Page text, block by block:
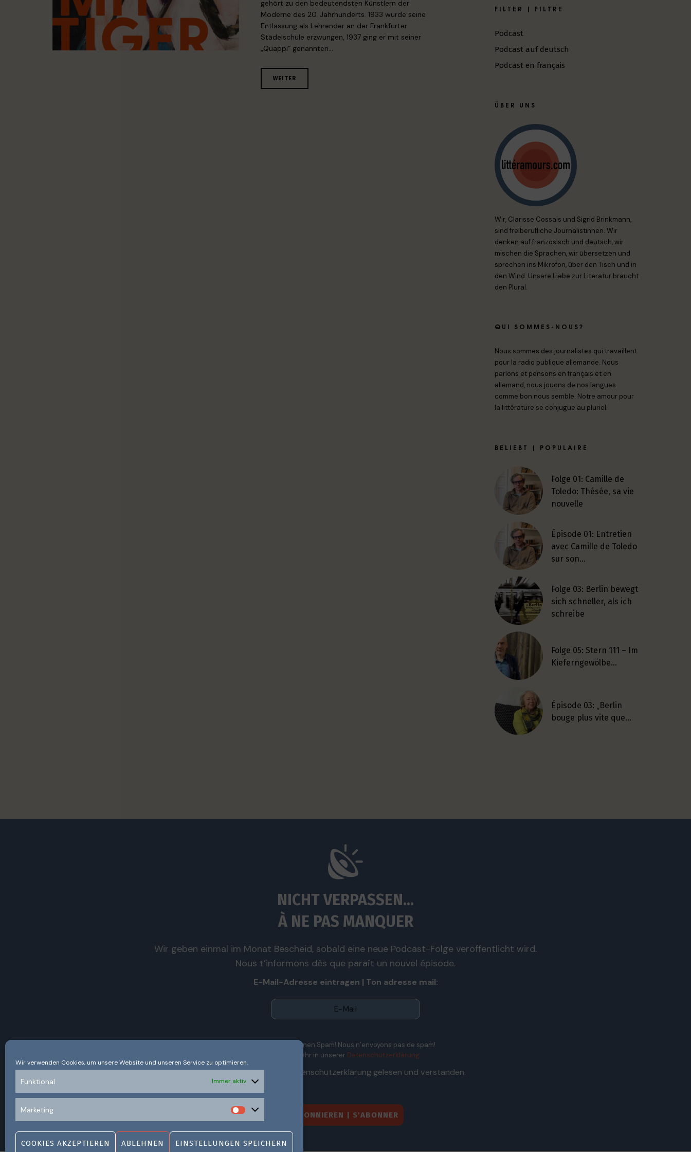
Wir verwenden Cookies, um unsere Website und unseren Service zu optimieren.
Funktional Immer aktiv
Marketing
COOKIES AKZEPTIEREN ABLEHNEN EINSTELLUNGEN SPEICHERN
gehört zu den bedeutendsten Künstlern der
Moderne des 20. Jahrhunderts. 1933 wurde seine
Entlassung als Lehrender an der Frankfurter
Städelschule erzwungen, 1937 ging er mit seiner
„Quappi“ genannten…
WEITER
FILTER | FILTRE
Podcast
Podcast auf deutsch
Podcast en français
ÜBER UNS
Wir, Clarisse Cossais und Sigrid Brinkmann,
sind freiberufliche Journalistinnen. Wir
denken auf französisch und deutsch, wir
mischen die Sprachen, wir übersetzen und
sprechen ins Mikrofon, über den Tisch und in
den Wind. Unsere Liebe zur Literatur braucht
den Plural.
QUI SOMMES-NOUS?
Nous sommes des journalistes qui travaillent
pour la radio publique allemande. Nous
parlons et pensons en français et en
allemand, nous jouons de nos langues
comme bon nous semble. Notre amour pour
la littérature se conjugue au pluriel.
BELIEBT | POPULAIRE
Folge 01: Camille de
Toledo: Thésée, sa vie
nouvelle
Épisode 01: Entretien
avec Camille de Toledo
sur son…
Folge 03: Berlin bewegt
sich schneller, als ich
schreibe
Folge 05: Stern 111 – Im
Kieferngewölbe…
Épisode 03: „Berlin
bouge plus vite que…
NICHT VERPASSEN...
À NE PAS MANQUER
Wir geben einmal im Monat Bescheid, sobald eine neue Podcast-Folge veröffentlicht wird.
Nous t’informons dès que paraît un nouvel épisode.
E-Mail-Adresse eintragen | Ton adresse mail:
Wir senden keinen Spam! Nous n’envoyons pas de spam!
Erfahre mehr in unserer Datenschutzerklärung.
Ich habe die Datenschutzerklärung gelesen und verstanden.